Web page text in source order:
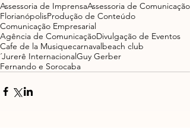
Assessoria de ImprensaAssessoria de Comunicação
FlorianópolisProdução de Conteúdo
Comunicação Empresarial
Agência de ComunicaçãoDivulgação de Eventos
Cafe de la Musiquecarnavalbeach club
´Jurerê InternacionalGuy Gerber
Fernando e Sorocaba